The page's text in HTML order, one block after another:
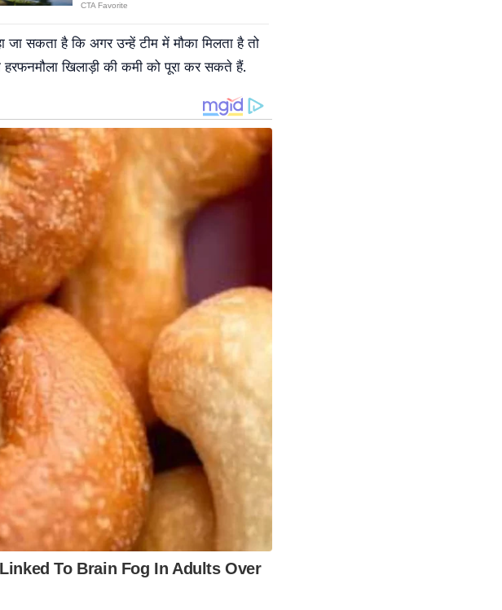
सकता है कि अगर उन्हें टीम में मौका मिलता है तो
खिलाड़ी की कमी को पूरा कर सकते हैं.